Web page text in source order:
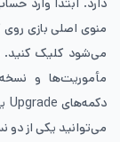
می‌شود کلیک کنید.
مأموریت‌ها و
می‌توانید یکی از دو